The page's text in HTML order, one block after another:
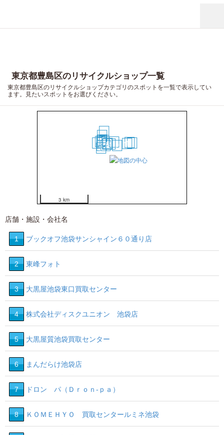
東京都豊島区のリサイクルショップ一覧
東京都豊島区のリサイクルショップカテゴリのスポットを一覧で表示してい
ます。見たいスポットをお選びください。
1 2
34
5 6
7
89
10
11
12
13
14 15
16
17
18
19
3 km
店舗・施設・会社名
1 ブックオフ池袋サンシャイン６０通り店
2 東峰フォト
3 大黒屋池袋東口買取センター
4 株式会社ディスクユニオン 池袋店
5 大黒屋質池袋買取センター
6 まんだらけ池袋店
7 ドロン パ（Ｄｒｏｎ‐ｐａ）
8 ＫＯＭＥＨＹＯ 買取センタールミネ池袋